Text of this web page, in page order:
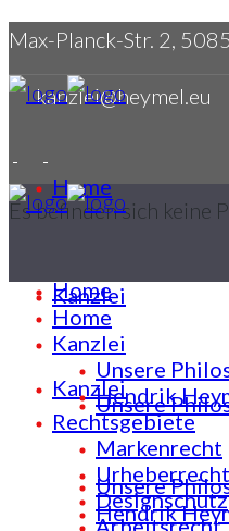
Max-Planck-Str. 2,
kanzlei@heymel.eu
Es befinden sich keine
Home
Kanzlei
Unsere
Hendrik
Home
Kanzlei
Unsere
Home
Kanzlei
Unsere
Hendrik
Rechtsgebiete
Markenrecht
Urheberrecht
Designschutz
Arbeitsrecht